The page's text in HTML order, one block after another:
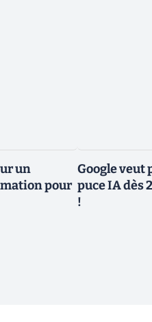
un
pour
Google veut
puce IA dès
!